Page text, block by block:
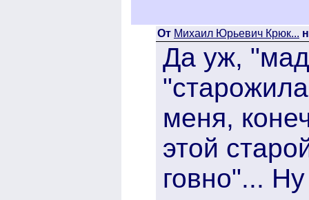
От Михаил Юрьевич Крюк...
Да уж,
меня,
этой
говно"...